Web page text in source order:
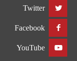
Twitter
Facebook
YouTube